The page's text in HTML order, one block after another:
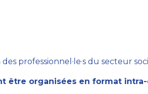
professionnel·le·s du secteur
être organisées en format